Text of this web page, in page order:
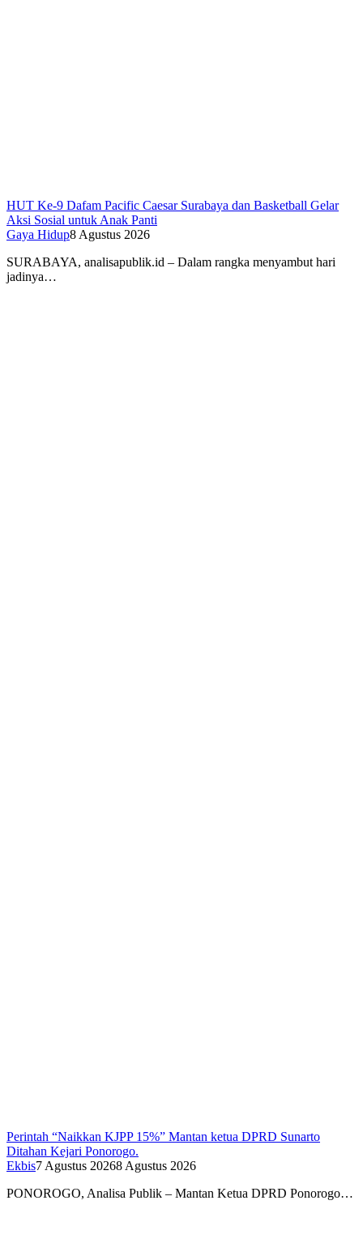
HUT Ke-9 Dafam Pacific Caesar Surabaya dan Basketball Gelar
Aksi Sosial untuk Anak Panti
Gaya Hidup8 Agustus 2026
SURABAYA, analisapublik.id – Dalam rangka menyambut hari
jadinya…
Perintah “Naikkan KJPP 15%” Mantan ketua DPRD Sunarto
Ditahan Kejari Ponorogo.
Ekbis7 Agustus 20268 Agustus 2026
PONOROGO, Analisa Publik – Mantan Ketua DPRD Ponorogo…